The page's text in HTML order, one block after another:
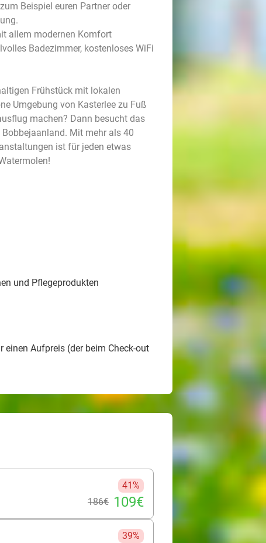
Beispiel euren Partner oder
allem modernen Komfort
Badezimmer, kostenloses WiFi
Frühstück mit lokalen
Umgebung von Kasterlee zu Fuß
machen? Dann besucht das
Mit mehr als 40
ist für jeden etwas
und Pflegeprodukten
Aufpreis (der beim Check-out
41%
186€ 109€
39%